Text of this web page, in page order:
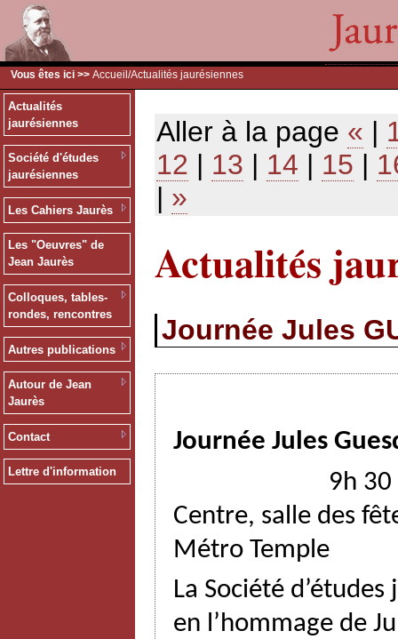
Vous êtes ici >> Accueil /Actualités jaurésiennes
Actualités
jaurésiennes
Société d'études
jaurésiennes
Les Cahiers Jaurès
Les "Oeuvres" de
Jean Jaurès
Colloques, tables-
rondes, rencontres
Autres publications
Autour de Jean
Jaurès
Contact
Lettre d'information
Aller à la page « |
12 | 13 | 14 | 15 |
| »
Actualités
Journée Jules
Journée Jules
9h 30 à
Centre, salle des
Métro Temple
La Société
en l’hommage de